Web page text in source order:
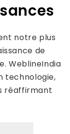
notre plus
de
WeblineIndia
technologie,
réaffirmant